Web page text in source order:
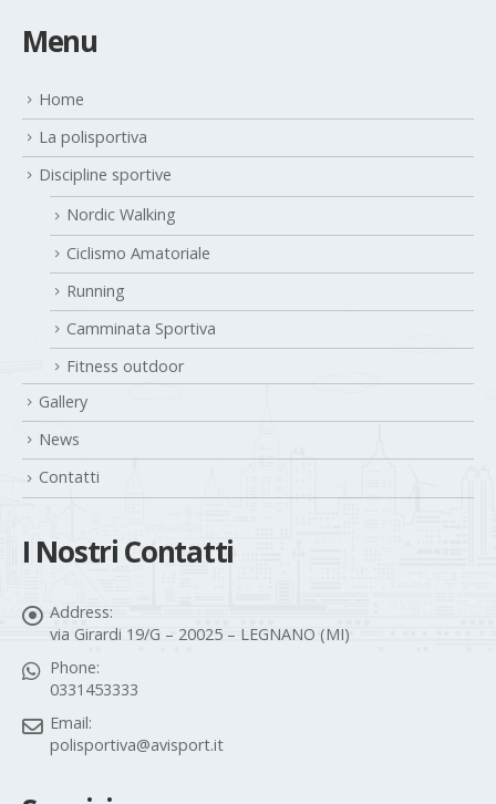
Menu
Home
La polisportiva
Discipline sportive
Nordic Walking
Ciclismo Amatoriale
Running
Camminata Sportiva
Fitness outdoor
Gallery
News
Contatti
I Nostri Contatti
Address:
via Girardi 19/G – 20025 – LEGNANO (MI)
Phone:
0331453333
Email:
polisportiva@avisport.it